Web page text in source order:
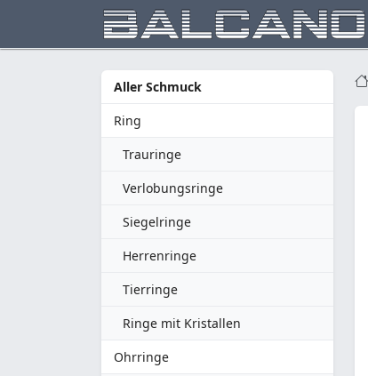
Aller Schmuck
Ring
Trauringe
Verlobungsringe
Siegelringe
Herrenringe
Tierringe
Ringe mit Kristallen
Ohrringe